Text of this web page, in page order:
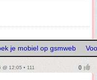
je mobiel op gsmweb
12:05 • 111